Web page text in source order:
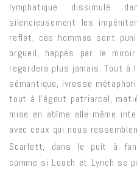
lymphatique
silencieusement les
reflet, ces hommes sont
orgueil, happés par le
regardera plus jamais. Tout à
sémantique, ivresse
tout à l’égout patriarcal,
mise en abîme elle-même
avec ceux qui nous
Scarlett, dans le puit à
comme si Loach et Lynch se